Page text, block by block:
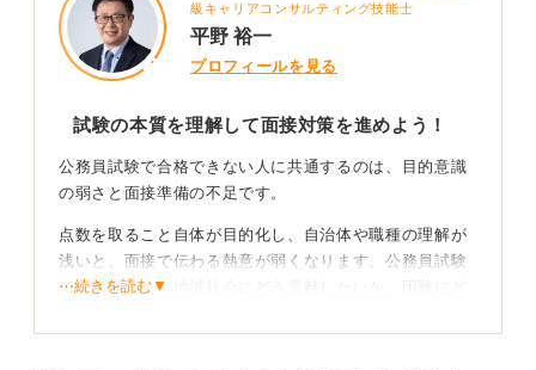
級キャリアコンサルティング技能士
平野 裕一
プロフィールを見る
試験の本質を理解して面接対策を進めよう！
公務員試験で合格できない人に共通するのは、目的意識
の弱さと面接準備の不足です。
点数を取ること自体が目的化し、自治体や職種の理解が
浅いと、面接で伝わる熱意が弱くなります。公務員試験
では知識よりも地域社会にどう貢献したいか、困難にど
⋯続きを読む▼